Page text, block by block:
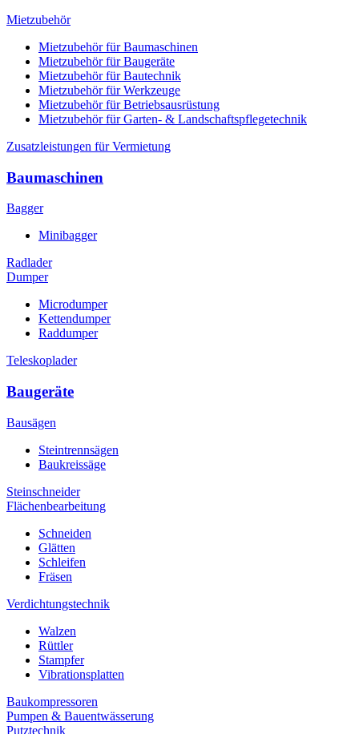
Mietzubehör
Mietzubehör für Baumaschinen
Mietzubehör für Baugeräte
Mietzubehör für Bautechnik
Mietzubehör für Werkzeuge
Mietzubehör für Betriebsausrüstung
Mietzubehör für Garten- & Landschaftspflegetechnik
Zusatzleistungen für Vermietung
Baumaschinen
Bagger
Minibagger
Radlader
Dumper
Microdumper
Kettendumper
Raddumper
Teleskoplader
Baugeräte
Bausägen
Steintrennsägen
Baukreissäge
Steinschneider
Flächenbearbeitung
Schneiden
Glätten
Schleifen
Fräsen
Verdichtungstechnik
Walzen
Rüttler
Stampfer
Vibrationsplatten
Baukompressoren
Pumpen & Bauentwässerung
Putztechnik